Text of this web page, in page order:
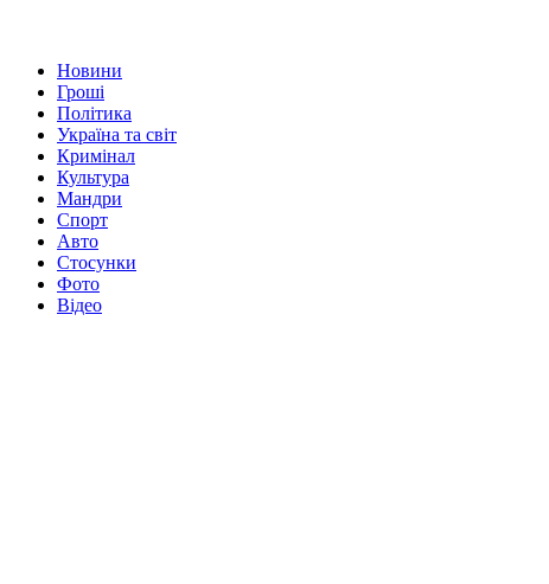
Новини
Гроші
Політика
Україна та світ
Кримінал
Культура
Мандри
Спорт
Авто
Стосунки
Фото
Відео